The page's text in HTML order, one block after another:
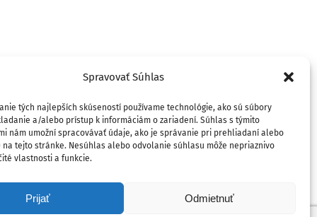
Spravovať Súhlas
tých najlepších skúseností používame technológie, ako sú súbory
a/alebo prístup k informáciám o zariadení. Súhlas s týmito
nám umožní spracovávať údaje, ako je správanie pri prehliadaní alebo
na tejto stránke. Nesúhlas alebo odvolanie súhlasu môže nepriaznivo
vlastnosti a funkcie.
Prijať Odmietnuť